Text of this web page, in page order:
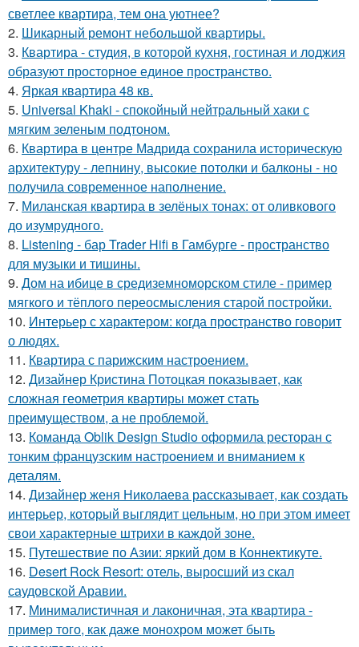
светлее квартира, тем она уютнее?
2. Шикарный ремонт небольшой квартиры.
3. Квартира - студия, в которой кухня, гостиная и лоджия
образуют просторное единое пространство.
4. Яркая квартира 48 кв.
5. Universal Khaki - спокойный нейтральный хаки с
мягким зеленым подтоном.
6. Квартира в центре Мадрида сохранила историческую
архитектуру - лепнину, высокие потолки и балконы - но
получила современное наполнение.
7. Миланская квартира в зелёных тонах: от оливкового
до изумрудного.
8. Listening - бар Trader Hifi в Гамбурге - пространство
для музыки и тишины.
9. Дом на ибице в средиземноморском стиле - пример
мягкого и тёплого переосмысления старой постройки.
10. Интерьер с характером: когда пространство говорит
о людях.
11. Квартира с парижским настроением.
12. Дизайнер Кристина Потоцкая показывает, как
сложная геометрия квартиры может стать
преимуществом, а не проблемой.
13. Команда Oblik Design Studio оформила ресторан с
тонким французским настроением и вниманием к
деталям.
14. Дизайнер женя Николаева рассказывает, как создать
интерьер, который выглядит цельным, но при этом имеет
свои характерные штрихи в каждой зоне.
15. Путешествие по Азии: яркий дом в Коннектикуте.
16. Desert Rock Resort: отель, выросший из скал
саудовской Аравии.
17. Минималистичная и лаконичная, эта квартира -
пример того, как даже монохром может быть